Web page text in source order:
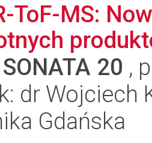
ToF-MS:
SONATA 20 ,
dr Wojciech
Gdańska